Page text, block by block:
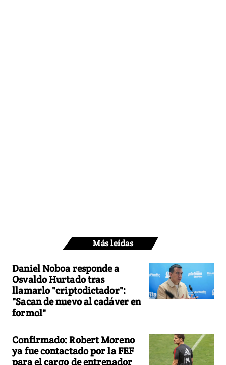
Más leídas
Daniel Noboa responde a
Osvaldo Hurtado tras
llamarlo "criptodictador":
"Sacan de nuevo al cadáver en
formol"
Confirmado: Robert Moreno
ya fue contactado por la FEF
para el cargo de entrenador